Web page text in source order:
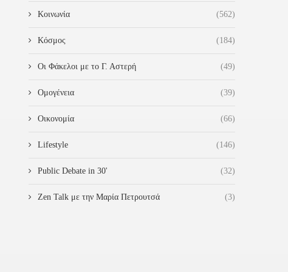
Κοινωνία (562)
Κόσμος (184)
Οι Φάκελοι με το Γ. Αστερή (49)
Ομογένεια (39)
Οικονομία (66)
Lifestyle (146)
Public Debate in 30' (32)
Zen Talk με την Μαρία Πετρουτσά (3)